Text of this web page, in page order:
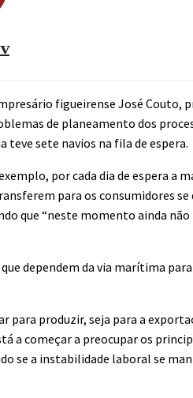
figueirense José Couto,
de planeamento dos
teve sete navios na fila de espera.
por cada dia de espera a
para os consumidores
que “neste momento ainda
dependem da via marítima
produzir, seja para a
a começar a preocupar os
se a instabilidade laboral se